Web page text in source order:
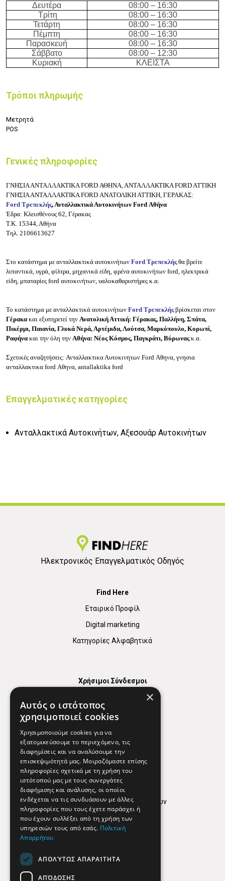
Δευτέρα 08:00 – 16:30
Τρίτη
08:00 – 16:30
Τετάρτη
08:00 – 16:30
Πέμπτη
08:00 – 16:30
Παρασκευή
08:00 – 16:30
Σάββατο
08:00 – 12:30
Κυριακή
ΚΛΕΙΣΤΑ
Τρόποι πληρωμής
Μετρητά
POS
Γενικές πληροφορίες
ΓΝΗΣΙΑ ΑΝΤΑΛΛΑΚΤΙΚΑ FORD ΑΘΗΝΑ, ΑΝΤΑΛΛΑΚΤΙΚΑ FORD ATTIKH
ΓΝΗΣΙΑ ΑΝΤΑΛΛΑΚΤΙΚΑ FORD ΑΝΑΤΟΛΙΚΗ ΑΤΤΙΚΗ, ΓΕΡΑΚΑΣ:
Ford Τρεπεκλής, Ανταλλακτικά Αυτοκινήτων Ford Αθήνα
Έδρα: Κλεισθένους 62, Γέρακας
Τ.Κ. 15344, Αθήνα
Τηλ. 2106613627
Στο κατάστημα με ανταλλακτικά αυτοκινήτων Ford Τρεπεκλήςθα βρείτε
λιπαντικά, υγρά, φίλτρα, μηχανικά είδη, φρένα αυτοκινήτων ford, ηλεκτρικά
είδη, μπαταρίες ford αυτοκινήτων, υαλοκαθαριστήρες κ.α.
Το κατάστημα με ανταλλακτικά αυτοκινήτων Ford Τρεπεκλήςβρίσκεται στον
Γέρακα και εξυπηρετεί την Ανατολική Αττική: Γέρακας, Παλλήνη, Σπάτα,
Πικέρμι, Παιανία, Γλυκά Νερά, Αρτέμιδα, Λούτσα, Μαρκόπουλο, Κορωπί,
Ραφήνα και την όλη την Αθήνα: Νέος Κόσμος, Παγκράτι, Βύρωναςκ.α.
Σχετικές αναζητήσεις: Ανταλλακτικα Αυτοκινητων Ford Αθηνα, γνησια
ανταλλακτικα ford Αθηνα, antallaktika ford
Επαγγελματικές κατηγορίες
Ανταλλακτικά Αυτοκινήτων, Αξεσουάρ Αυτοκινήτων
Ηλεκτρονικός Επαγγελματικός Οδηγός
Find Here
Εταιρικό Προφίλ
Digital marketing
Κατηγορίες Αλφαβητικά
Χρήσιμοι Σύνδεσμοι
Χρήσιμα Τηλέφωνα
Εφημερεύοντα Φαρμακεία
Απόρρητο
Όροι Χρήσης
Πολιτική προστασίας δεδομένων
Findhere
Social Media
×
Αυτός ο ιστότοπος
χρησιμοποιεί cookies
Χρησιμοποιούμε cookies για να
εξατομικεύσουμε το περιεχόμενο, τις
διαφημίσεις και να αναλύσουμε την
επισκεψιμότητά μας. Μοιραζόμαστε επίσης
πληροφορίες σχετικά με τη χρήση του
ιστότοπού μας με τους συνεργάτες
διαφήμισης και ανάλυσης, οι οποίοι
ενδέχεται να τις συνδυάσουν με άλλες
πληροφορίες που τους έχετε παράσχει ή
που έχουν συλλέξει από τη χρήση των
υπηρεσιών τους από εσάς. Πολιτική
Απορρήτου
ΑΠΟΛΎΤΩΣ ΑΠΑΡΑΊΤΗΤΑ
ΑΠΌΔΟΣΗΣ